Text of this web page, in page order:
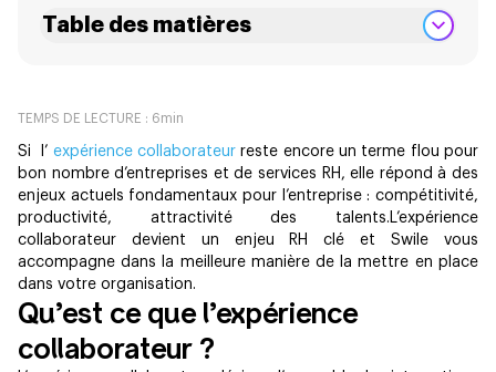
TEMPS DE LECTURE : 6min
Si l’ expérience collaborateurreste encore un terme flou pour
bon nombre d’entreprises et de services RH, elle répond à des
enjeux actuels fondamentaux pour l’entreprise : compétitivité,
productivité, attractivité des talents.L’expérience
collaborateur devient un enjeu RH clé et Swile vous
accompagne dans la meilleure manière de la mettre en place
dans votre organisation.
Qu’est ce que l’expérience
collaborateur ?
Table des matières